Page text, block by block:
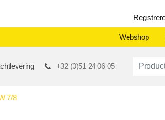
Webshop
+32 (0)51 24 06 05
7/8